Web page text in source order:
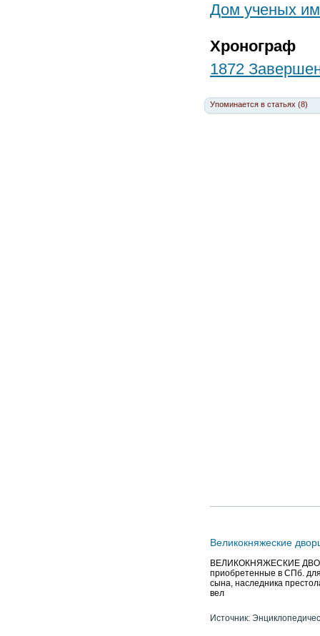
Дом ученых
Хронограф
1872
Упоминается в статьях (8)
Великокняжеские
ВЕЛИКОКНЯЖЕСКИЕ
приобретенные в СПб.
сына, наследника
вел
Источник: